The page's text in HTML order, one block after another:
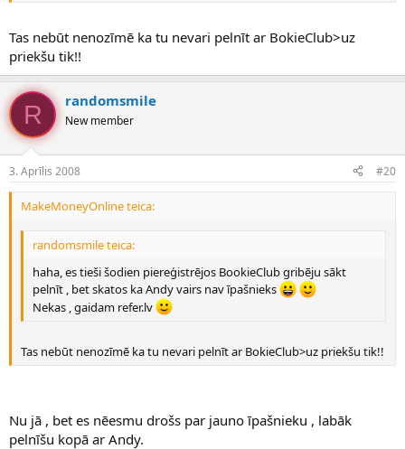
Tas nebūt nenozīmē ka tu nevari pelnīt ar BokieClub>uz
priekšu tik!!
R randomsmile
New member
3. Aprīlis 2008 #20
MakeMoneyOnline teica:
randomsmile teica:
haha, es tieši šodien piereģistrējos BookieClub gribēju sākt
pelnīt , bet skatos ka Andy vairs nav īpašnieks
Nekas , gaidam refer.lv
Tas nebūt nenozīmē ka tu nevari pelnīt ar BokieClub>uz priekšu tik!!
Nu jā , bet es nēesmu drošs par jauno īpašnieku , labāk
pelnīšu kopā ar Andy.